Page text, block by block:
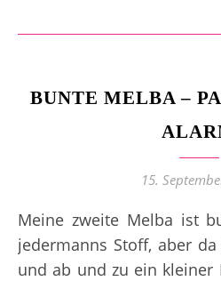
BUNTE MELBA –
15.
Meine zweite Melba ist bunt, sehr bunt. Nicht
jedermanns Stoff, aber
und ab und zu ein kleiner